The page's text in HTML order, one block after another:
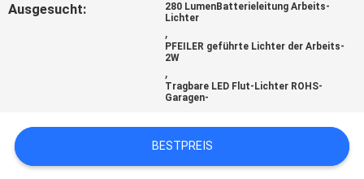
RECHTSSACHEN
DATENSCHUTZRICHTLINIE
Ausgesucht:
280 LumenBatterieleitung Arbeits-
Lichter
,
PFEILER geführte Lichter der Arbeits-
2W
,
Tragbare LED Flut-Lichter ROHS-
Garagen-
BESTPREIS